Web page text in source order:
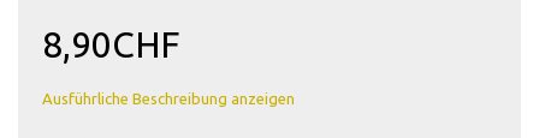
8,90CHF
Ausführliche Beschreibung anzeigen